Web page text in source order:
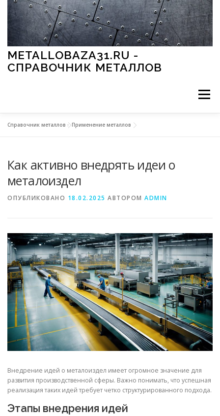
Перейти к содержимому
METALLOBAZA31.RU -
СПРАВОЧНИК МЕТАЛЛОВ
Меню
МЕТАЛЛЫ И ОКРУЖАЮЩАЯ СРЕДА
СВОЙСТВА МЕТАЛЛОВ СОРТА МЕТАЛЛОВ
СТАТЬИ
Справочник металлов »Применение металлов
Как активно внедрять идеи о
металоиздел
ОПУБЛИКОВАНО 18.02.2025 АВТОРОМ ADMIN
Внедрение идей о металоиздел имеет огромное значение для
развития производственной сферы. Важно понимать, что успешная
реализация таких идей требует четко структурированного подхода.
Этапы внедрения идей